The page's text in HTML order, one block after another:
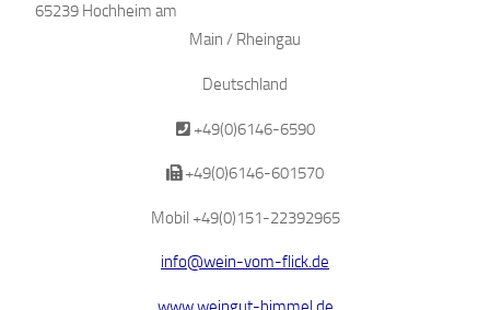
65239 Hochheim am
Main / Rheingau
Deutschland
+49(0)6146-6590
+49(0)6146-601570
Mobil +49(0)151-22392965
info@wein-vom-flick.de